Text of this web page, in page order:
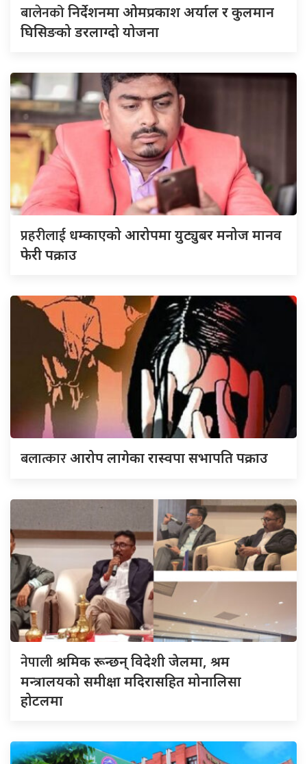
बालेनकोनिर्देशनमा ओमप्रकाश अर्याल र कुलमान
घिसिङको डरलाग्दो योजना
प्रहरीलाई धम्काएको आरोपमा युट्युबर मनोज मानव
फेरी पक्राउ
बलात्कारआरोप लागेका रास्वपा सभापति पक्राउ
नेपालीश्रमिक रून्छन् विदेशी जेलमा, श्रम
मन्त्रालयको समीक्षा मदिरासहित मोनालिसा
होटलमा